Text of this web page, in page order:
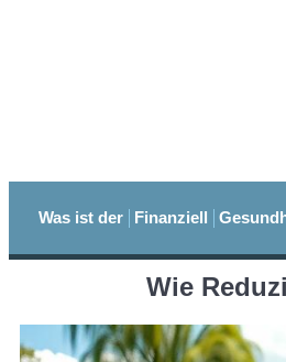
Was ist der Finanziell
Wie